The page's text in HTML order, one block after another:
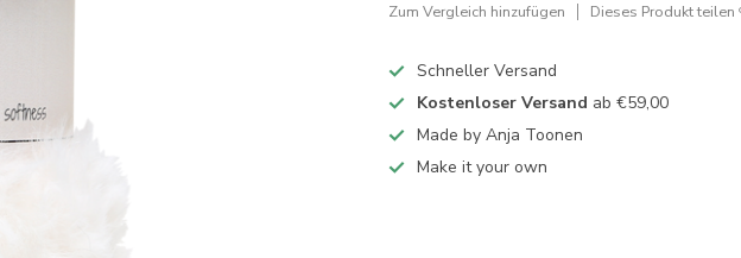
Zum Vergleich hinzufügen Dieses Produkt teilen
Schneller Versand
Kostenloser Versand ab €59,00
Made by Anja Toonen
Make it your own